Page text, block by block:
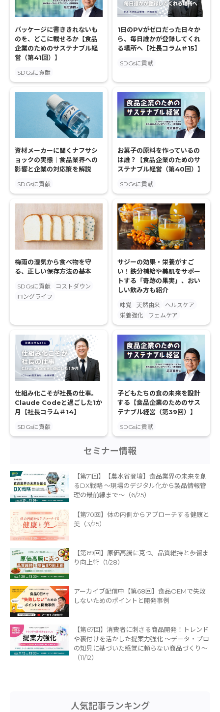
パッケージに書ききれないも
のを、どこに載せるか【食品
企業のためのサステナブル経
営（第41回）】
SDGsに貢献
1日のPVがゼロだった日々か
ら、毎日誰かが登録してくれ
る場所へ【社長コラム＃15】
SDGsに貢献
資材メーカーに聞くナフサシ
ョックの実態｜食品業界への
影響と企業の対応策を解説
SDGsに貢献
お菓子の原料を作っているの
は誰？【食品企業のためのサ
ステナブル経営（第40回）】
SDGsに貢献
梅雨の湿気から食べ物を守
る、正しい保存方法の基本
SDGsに貢献
コストダウン
ロングライフ
サジーの効果・栄養がすご
い！鉄分補給や美肌をサポー
トする「奇跡の果実」、おい
しい飲み方も紹介
味覚 天然由来
ヘルスケア
栄養強化
フェムケア
仕組み化こそが社長の仕事。
Claude Codeと過ごした1か
月【社長コラム＃14】
SDGsに貢献
子どもたちの食の未来を設計
する【食品企業のためのサス
テナブル経営（第39回）】
SDGsに貢献
セミナー情報
【第71回】【農水省登壇】食品業界の未来を創
るDX戦略 〜現場のデジタル化から製品情報管
理の最前線まで〜（6/25）
【第70回】体の内側からアプローチする健康と
美（3/25）
【第69回】原価高騰に克つ。品質維持と歩留ま
り向上術（1/28）
アーカイブ配信中【第68回】食品OEMで失敗
しないためのポイントと開発事例
【第67回】消費者に刺さる商品開発！トレンド
や裏付けを活かした提案力強化 ～データ・プロ
の知見に基づいた感覚に頼らない商品づくり～
（11/12）
人気記事ランキング